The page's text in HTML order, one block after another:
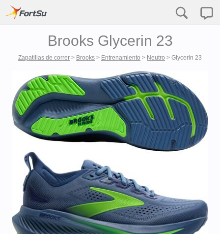
Brooks Glycerin 23
Zapatillas de correr > Brooks > Entrenamiento > Neutro > Glycerin 23